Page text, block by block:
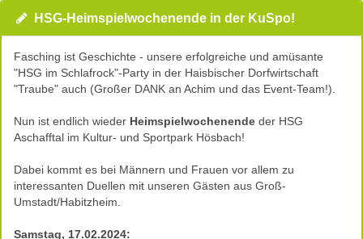
HSG-Heimspielwochenende in der KuSpo!
Fasching ist Geschichte - unsere erfolgreiche und amüsante
"HSG im Schlafrock"-Party in der Haisbischer Dorfwirtschaft
"Traube" auch (Großer DANK an Achim und das Event-Team!).
Nun ist endlich wieder Heimspielwochenende der HSG
Aschafftal im Kultur- und Sportpark Hösbach!
Dabei kommt es bei Männern und Frauen vor allem zu
interessanten Duellen mit unseren Gästen aus Groß-
Umstadt/Habitzheim.
Samstag, 17.02.2024: